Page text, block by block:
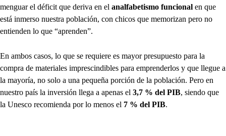
menguar el déficit que deriva en el analfabetismo funcional en que
está inmerso nuestra población, con chicos que memorizan pero no
entienden lo que “aprenden”.
En ambos casos, lo que se requiere es mayor presupuesto para la
compra de materiales imprescindibles para emprenderlos y que llegue a
la mayoría, no solo a una pequeña porción de la población. Pero en
nuestro país la inversión llega a apenas el 3,7 % del PIB, siendo que
la Unesco recomienda por lo menos el 7 % del PIB.